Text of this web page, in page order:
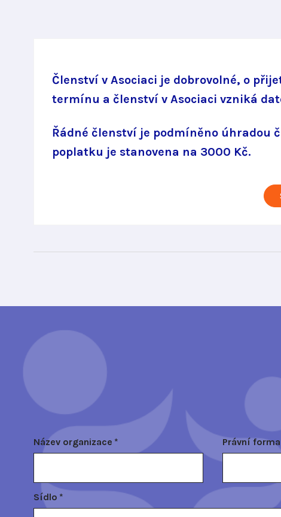
Členství v Asociaci je dobrovolné, o
termínu a členství v Asociaci vzniká
Řádné členství je podmíněno úhradou
poplatku je stanovena na 3000 Kč.
Název organizace * Právní forma
Sídlo *